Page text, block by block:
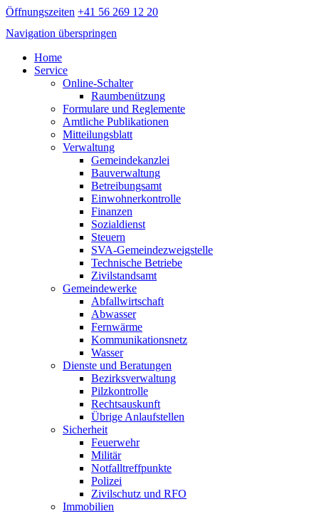
Öffnungszeiten +41 56 269 12 20
Navigation überspringen
Home
Service
Online-Schalter
Raumbenützung
Formulare und Reglemente
Amtliche Publikationen
Mitteilungsblatt
Verwaltung
Gemeindekanzlei
Bauverwaltung
Betreibungsamt
Einwohnerkontrolle
Finanzen
Sozialdienst
Steuern
SVA-Gemeindezweigstelle
Technische Betriebe
Zivilstandsamt
Gemeindewerke
Abfallwirtschaft
Abwasser
Fernwärme
Kommunikationsnetz
Wasser
Dienste und Beratungen
Bezirksverwaltung
Pilzkontrolle
Rechtsauskunft
Übrige Anlaufstellen
Sicherheit
Feuerwehr
Militär
Notfalltreffpunkte
Polizei
Zivilschutz und RFO
Immobilien